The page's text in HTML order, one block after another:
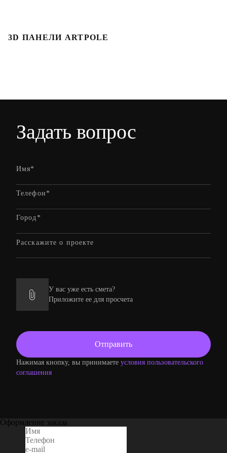
3D ПАНЕЛИ ARTPOLE
Задать вопрос
У вас уже есть смета?
Приложите ее для просчета
Нажимая кнопку, вы принимаете условия пользовательского
соглашения
Оформление заказа